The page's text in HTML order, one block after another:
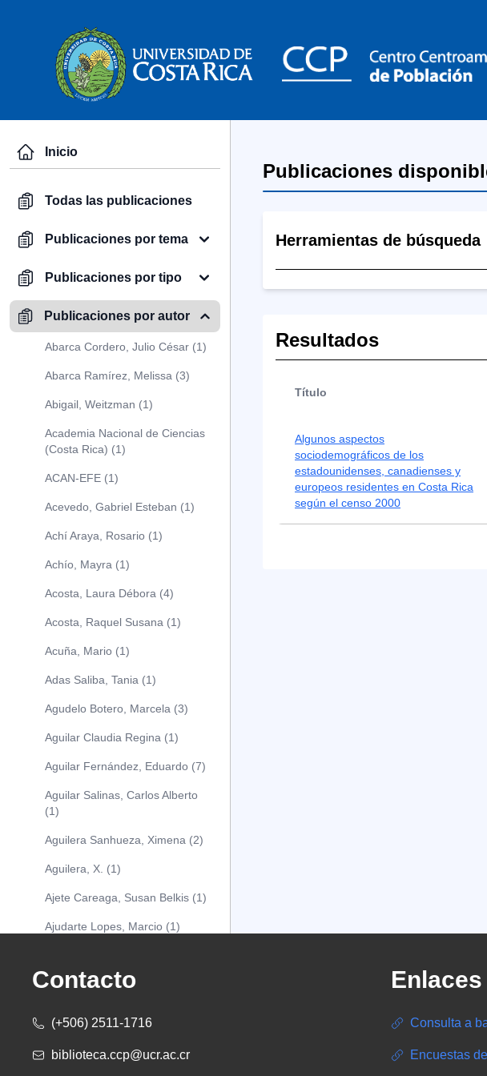
Inicio
Todas las publicaciones
Publicaciones por tema
Publicaciones por tipo
Publicaciones por autor
Abarca Cordero, Julio César (1)
Abarca Ramírez, Melissa (3)
Abigail, Weitzman (1)
Academia Nacional de Ciencias
(Costa Rica) (1)
ACAN-EFE (1)
Acevedo, Gabriel Esteban (1)
Achí Araya, Rosario (1)
Achío, Mayra (1)
Acosta, Laura Débora (4)
Acosta, Raquel Susana (1)
Acuña, Mario (1)
Adas Saliba, Tania (1)
Agudelo Botero, Marcela (3)
Aguilar Claudia Regina (1)
Aguilar Fernández, Eduardo (7)
Aguilar Salinas, Carlos Alberto
(1)
Aguilera Sanhueza, Ximena (2)
Aguilera, X. (1)
Ajete Careaga, Susan Belkis (1)
Ajudarte Lopes, Marcio (1)
(1)
Albareda Tiana (1)
Alcócer Alfaro, Diana (1)
Publicaciones
Herramientas de búsqueda
Resultados
Título
Algunos aspectos
sociodemográficos de los
estadounidenses, canadienses y
europeos residentes en Costa Rica
según el censo 2000
Contacto
(+506) 2511-1716
biblioteca.ccp@ucr.ac.cr
Enlaces
Consulta a
Encuestas